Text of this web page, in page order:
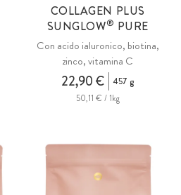
COLLAGEN PLUS
SUNGLOW® PURE
Con acido ialuronico, biotina,
zinco, vitamina C
22,90 €
457 g
50,11 € / 1kg